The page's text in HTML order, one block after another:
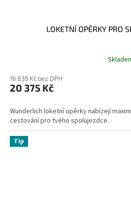
LOKETNÍ OPĚRKY PRO
16 839 Kč bez DPH
20 375 Kč
Wunderlich loketní opěrky nabízejí
cestování pro tvého spolujezdce.
Tip